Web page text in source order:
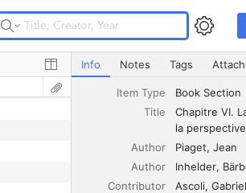
Upgrade Storage
Chapitre VI. La droite projective
Info Notes Tags
Item Type
Book Section
Title
Chapitre VI.
la perspective
Author
Piaget Jean
Author
Inhelder
Contributor
Ascoli